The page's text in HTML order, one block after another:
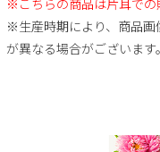
※生産時期により、商品
が異なる場合がございます